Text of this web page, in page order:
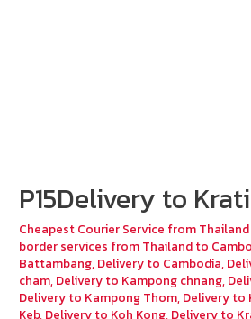
P15Delivery to Krati
Cheapest Courier Service from
border services from Thailand to
Battambang, Delivery to Cambodia,
cham, Delivery to Kampong chnang,
Delivery to Kampong Thom, Delivery to
Keb, Delivery to Koh Kong, Delivery to